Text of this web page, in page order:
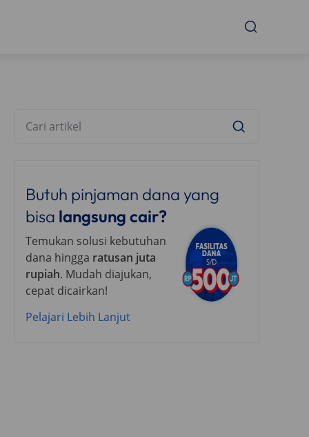
Butuh pinjaman dana yang
bisa langsung cair?
Temukan solusi kebutuhan
dana hingga ratusan juta
rupiah. Mudah diajukan,
cepat dicairkan!
Pelajari Lebih Lanjut